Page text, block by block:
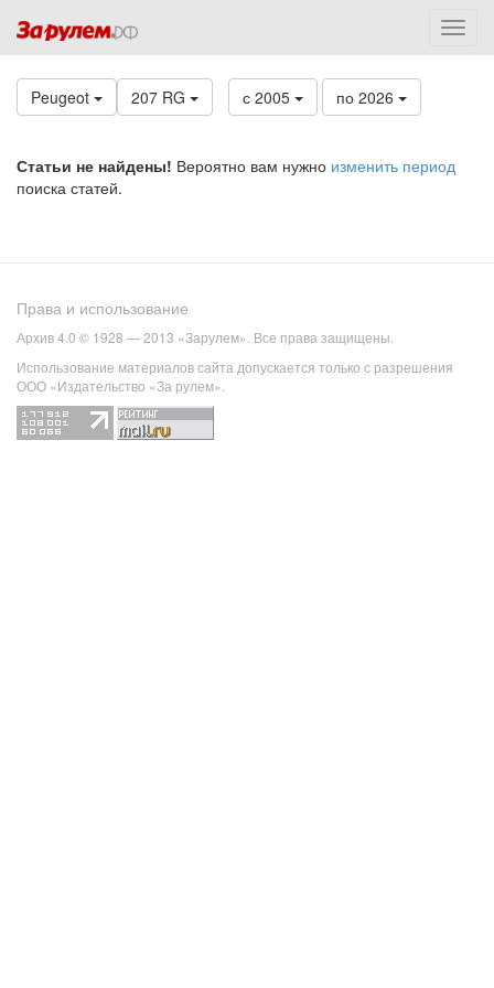
Peugeot 207 RG с 2005 по 2026
Статьи не найдены! Вероятно вам нужно изменить период
поиска статей.
Права и использование
Архив 4.0 © 1928 — 2013 «Зарулем». Все права защищены.
Использование материалов сайта допускается только с разрешения
ООО «Издательство «За рулем».